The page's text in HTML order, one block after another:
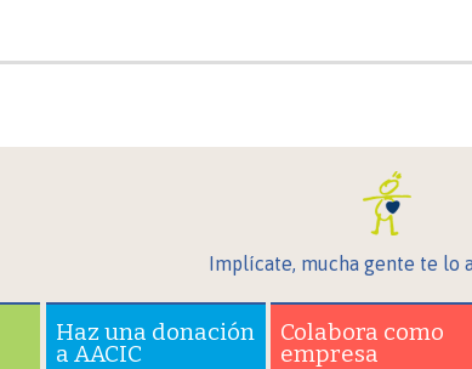
Implícate, mucha gente te lo
Haz una donación
a AACIC
Colabora como
empresa